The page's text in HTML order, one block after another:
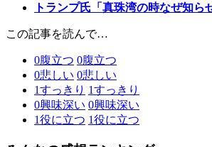
トランプ氏「真珠湾の時なぜ知
この記事を読んで…
0腹立つ 0腹立つ
0悲しい 0悲しい
1すっきり 1すっきり
0興味深い 0興味深い
1役に立つ 1役に立つ